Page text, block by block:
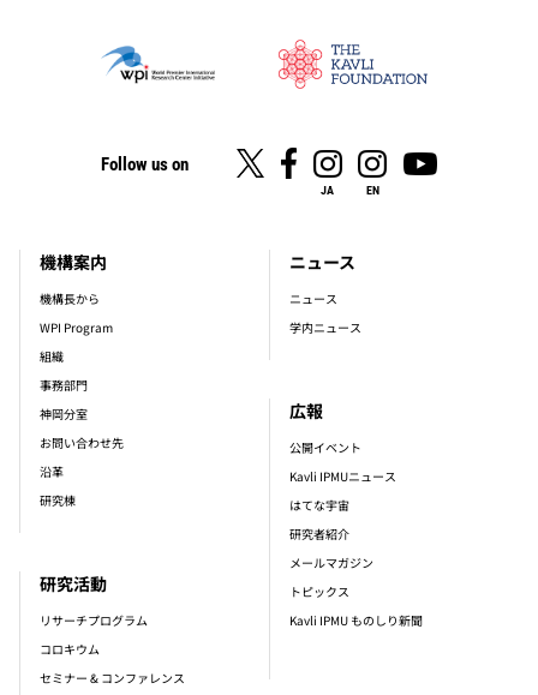
Follow us on
JA EN
footer_main_menu
機構案内
機構長から
WPI Program
組織
事務部門
神岡分室
お問い合わせ先
沿革
研究棟
研究活動
リサーチプログラム
コロキウム
セミナー & コンファレンス
ニュース
ニュース
学内ニュース
広報
公開イベント
Kavli IPMUニュース
はてな宇宙
研究者紹介
メールマガジン
トピックス
Kavli IPMU ものしり新聞